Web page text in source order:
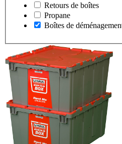
Retours de boîtes
Propane
Boîtes de